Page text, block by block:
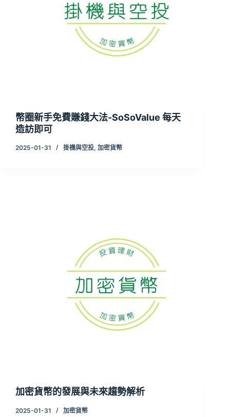
幣圈新手免費賺錢大法-SoSoValue 每天
造訪即可
2025-01-31 掛機與空投, 加密貨幣
加密貨幣的發展與未來趨勢解析
2025-01-31 加密貨幣